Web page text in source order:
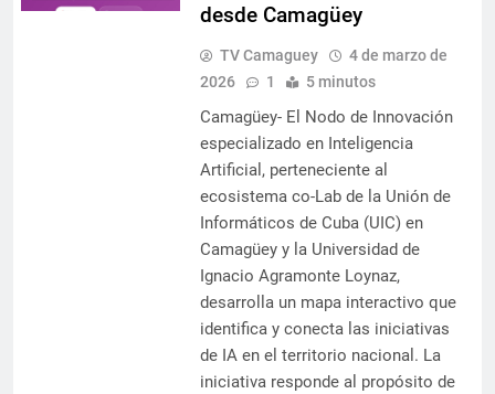
desde Camagüey
TV Camaguey
4 de marzo de
2026
1 5 minutos
Camagüey- El Nodo de Innovación
especializado en Inteligencia
Artificial, perteneciente al
ecosistema co-Lab de la Unión de
Informáticos de Cuba (UIC) en
Camagüey y la Universidad de
Ignacio Agramonte Loynaz,
desarrolla un mapa interactivo que
identifica y conecta las iniciativas
de IA en el territorio nacional. La
iniciativa responde al propósito de